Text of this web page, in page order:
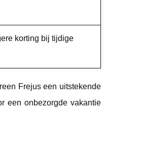
korting bij tijdige
Frejus een uitstekende
een onbezorgde vakantie